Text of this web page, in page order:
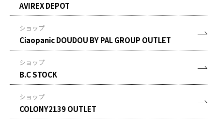
AVIREX DEPOT
ショップ
Ciaopanic DOUDOU BY PAL GROUP OUTLET
ショップ
B.C STOCK
ショップ
COLONY2139 OUTLET